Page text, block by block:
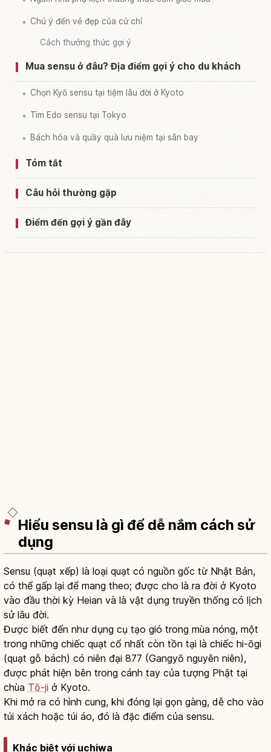
Chú ý đến vẻ đẹp của cử chỉ
Cách thưởng thức gợi ý
Mua sensu ở đâu? Địa điểm gợi ý cho du khách
Chọn Kyō sensu tại tiệm lâu đời ở Kyoto
Tìm Edo sensu tại Tokyo
Bách hóa và quầy quà lưu niệm tại sân bay
Tóm tắt
Câu hỏi thường gặp
Điểm đến gợi ý gần đây
Hiểu sensu là gì để dễ nắm cách sử
dụng
Sensu (quạt xếp) là loại quạt có nguồn gốc từ Nhật Bản,
có thể gấp lại để mang theo; được cho là ra đời ở Kyoto
vào đầu thời kỳ Heian và là vật dụng truyền thống có lịch
sử lâu đời.
Được biết đến như dụng cụ tạo gió trong mùa nóng, một
trong những chiếc quạt cổ nhất còn tồn tại là chiếc hi-ōgi
(quạt gỗ bách) có niên đại 877 (Gangyō nguyên niên),
được phát hiện bên trong cánh tay của tượng Phật tại
chùa Tō-ji ở Kyoto.
Khi mở ra có hình cung, khi đóng lại gọn gàng, dễ cho vào
túi xách hoặc túi áo, đó là đặc điểm của sensu.
Khác biệt với uchiwa